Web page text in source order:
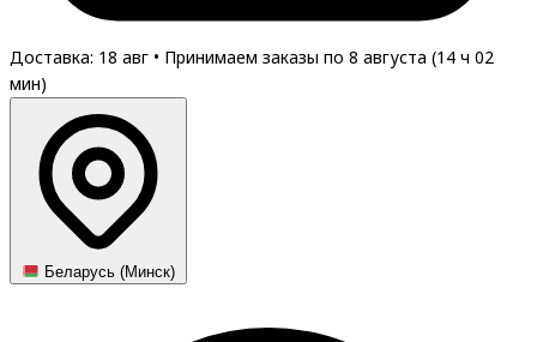
Доставка: 18 авг • Принимаем заказы по 8 августа (14 ч 02
мин)
Беларусь (Минск)